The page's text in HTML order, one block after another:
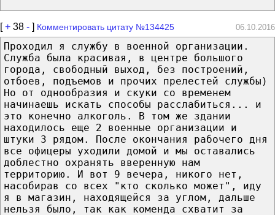
[+ 38 - ] Комментировать цитату №134425 06.10.2016
Проходил я службу в военной организации.
Служба была красивая, в центре большого
города, свободный выход, без построений,
отбоев, подъемов и прочих прелестей службы)
Но от однообразия и скуки со временем
начинаешь искать способы расслабиться... и
это конечно алкоголь. В том же здании
находилось еще 2 военные организации и
штуки 3 рядом. После окончания рабочего дня
все офицеры уходили домой и мы оставались
доблестно охранять вверенную нам
территорию. И вот 9 вечера, никого нет,
насобирав со всех "кто сколько может", иду
я в магазин, находящейся за углом, дальше
нельзя было, так как коменда схватит за